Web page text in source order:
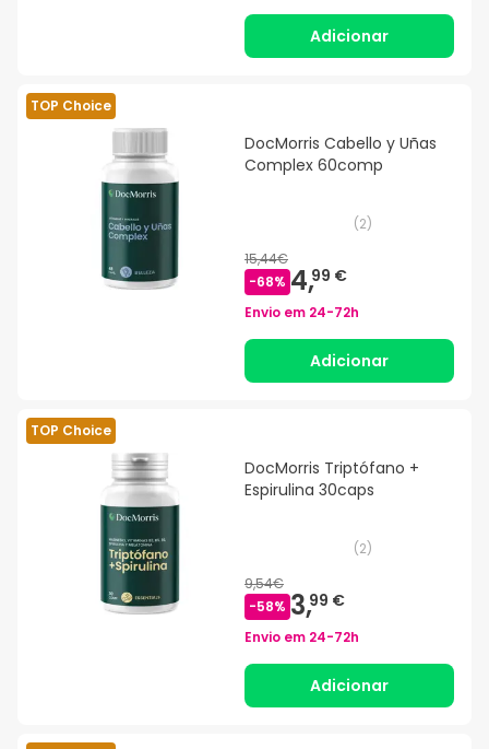
Adicionar
TOP Choice
DocMorris Cabello y Uñas
Complex 60comp
(2)
15,44€
-68% 4,99 €
Envio em 24-72h
Adicionar
TOP Choice
DocMorris Triptófano +
Espirulina 30caps
(2)
9,54€
-58% 3,99 €
Envio em 24-72h
Adicionar